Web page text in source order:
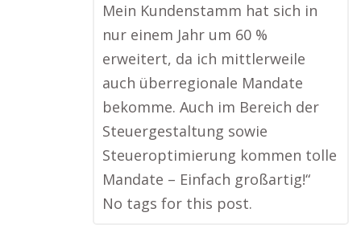
Mein Kundenstamm hat sich in
nur einem Jahr um 60 %
erweitert, da ich mittlerweile
auch überregionale Mandate
bekomme. Auch im Bereich der
Steuergestaltung sowie
Steueroptimierung kommen tolle
Mandate – Einfach großartig!“
No tags for this post.